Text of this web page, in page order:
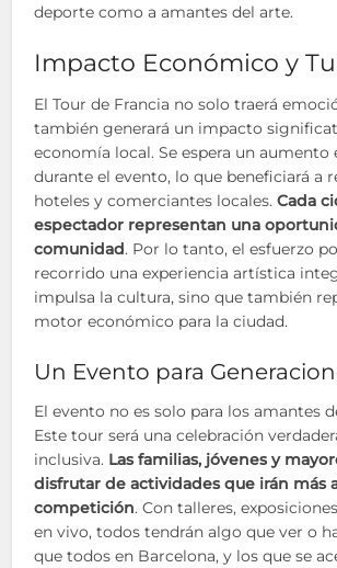
deporte como a amantes del arte.
Impacto Económico y
El Tour de Francia no solo traerá
también generará un impacto
economía local. Se espera un aumento
durante el evento, lo que beneficiará a
hoteles y comerciantes locales.Cada
espectador representan una
comunidad. Por lo tanto, el esfuerzo
recorrido una experiencia artística
impulsa la cultura, sino que también
motor económico para la ciudad.
Un Evento para
El evento no es solo para los amantes
Este tour será una celebración
inclusiva. Las familias, jóvenes y
disfrutar de actividades que irán más
competición. Con talleres,
en vivo, todos tendrán algo que ver o
que todos en Barcelona, y los que se